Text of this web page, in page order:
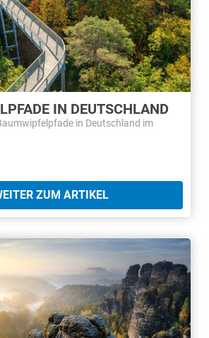
IN DEUTSCHLAND
in Deutschland im
ZUM ARTIKEL